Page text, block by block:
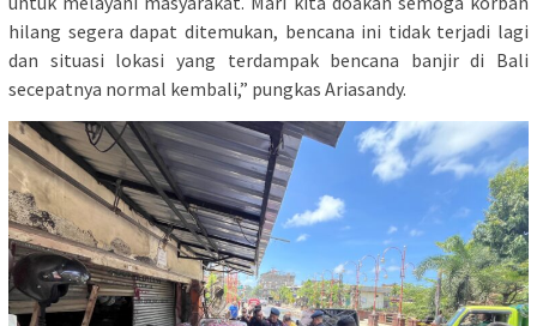
hilang segera dapat ditemukan, bencana ini tidak terjadi lagi
dan situasi lokasi yang terdampak bencana banjir di Bali
secepatnya normal kembali,” pungkas Ariasandy.